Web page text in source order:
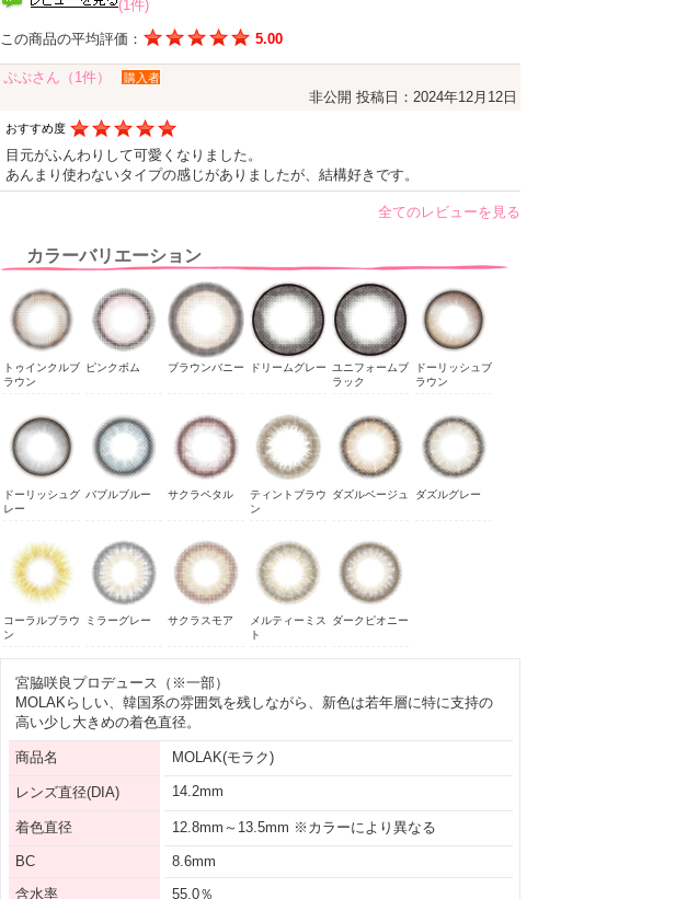
(1件)
この商品の平均評価： 5.00
ぷぷさん（1件） 購入者
非公開 投稿日：2024年12月12日
おすすめ度
目元がふんわりして可愛くなりました。
あんまり使わないタイプの感じがありましたが、結構好きです。
全てのレビューを見る
カラーバリエーション
トゥインクルブ
ラウン
ピンクボム ブラウンバニー ドリームグレー ユニフォームブ
ラック
ドーリッシュブ
ラウン
ドーリッシュグ
レー
バブルブルー サクラペタル ティントブラウ
ン
ダズルベージュ ダズルグレー
コーラルブラウ
ン
ミラーグレー サクラスモア メルティーミス
ト
ダークピオニー
宮脇咲良プロデュース（※一部）
MOLAKらしい、韓国系の雰囲気を残しながら、新色は若年層に特に支持の
高い少し大きめの着色直径。
商品名 MOLAK(モラク)
レンズ直径(DIA) 14.2mm
着色直径 12.8mm～13.5mm ※カラーにより異なる
BC
8.6mm
含水率
55.0％